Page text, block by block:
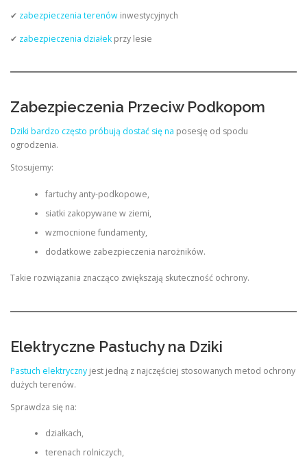
✔ zabezpieczenia terenów inwestycyjnych
✔ zabezpieczenia działek przy lesie
Zabezpieczenia Przeciw Podkopom
Dziki bardzo często próbują dostać się na posesję od spodu
ogrodzenia.
Stosujemy:
fartuchy anty-podkopowe,
siatki zakopywane w ziemi,
wzmocnione fundamenty,
dodatkowe zabezpieczenia narożników.
Takie rozwiązania znacząco zwiększają skuteczność ochrony.
Elektryczne Pastuchy na Dziki
Pastuch elektryczny jest jedną z najczęściej stosowanych metod ochrony
dużych terenów.
Sprawdza się na:
działkach,
terenach rolniczych,